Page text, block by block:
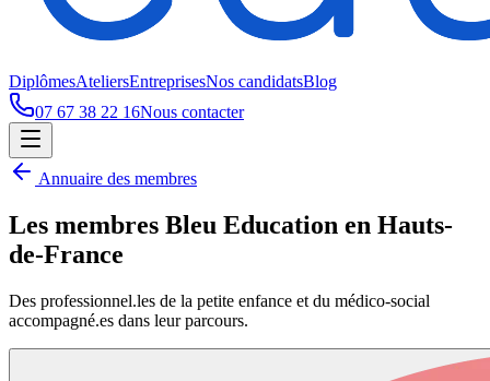
DiplômesAteliersEntreprisesNos candidatsBlog
07 67 38 22 16Nous contacter
Annuaire des membres
Les membres Bleu Education en Hauts-
de-France
Des professionnel.les de la petite enfance et du médico-social
accompagné.es dans leur parcours.